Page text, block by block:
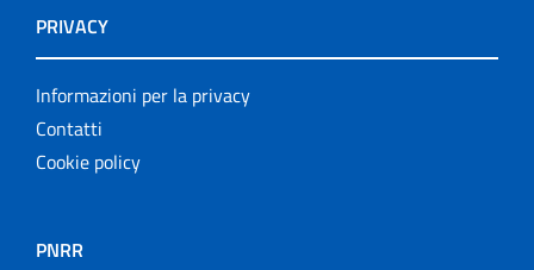
PRIVACY
Informazioni per la privacy
Contatti
Cookie policy
PNRR